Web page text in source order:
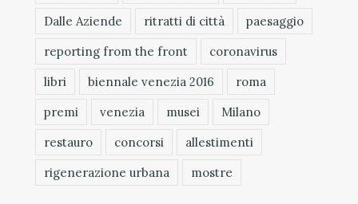
Dalle Aziende
ritratti di città
paesaggio
reporting from the front
coronavirus
libri
biennale venezia 2016
roma
premi
venezia musei
Milano
restauro
concorsi
allestimenti
rigenerazione urbana
mostre